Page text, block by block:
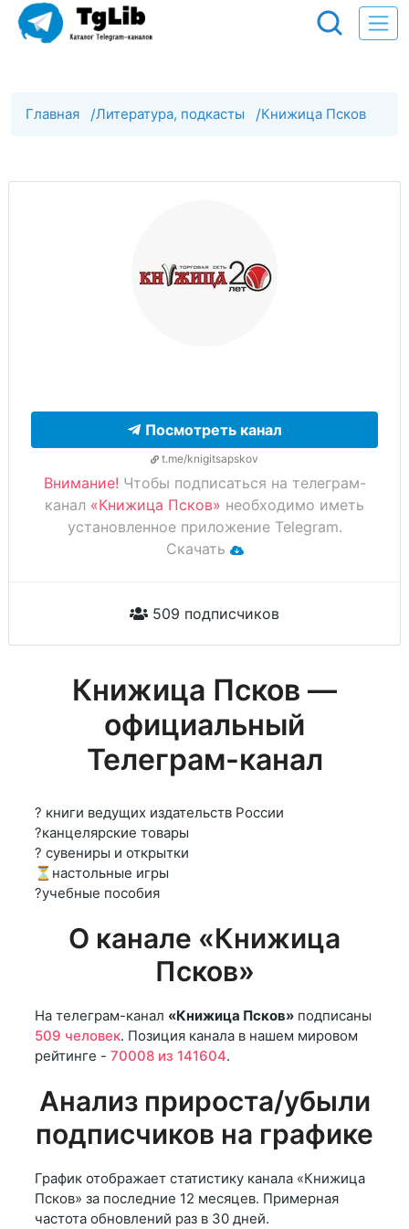
Главная /Литература, подкасты /Книжица Псков
Посмотреть канал
t.me/knigitsapskov
Внимание! Чтобы подписаться на телеграм-
канал «Книжица Псков» необходимо иметь
установленное приложение Telegram.
Скачать
509 подписчиков
Книжица Псков —
официальный
Телеграм-канал
? книги ведущих издательств России
?канцелярские товары
? сувениры и открытки
⏳настольные игры
?учебные пособия
О канале «Книжица
Псков»
На телеграм-канал «Книжица Псков» подписаны
509 человек. Позиция канала в нашем мировом
рейтинге - 70008 из 141604.
Анализ прироста/убыли
подписчиков на графике
График отображает статистику канала «Книжица
Псков» за последние 12 месяцев. Примерная
частота обновлений раз в 30 дней.